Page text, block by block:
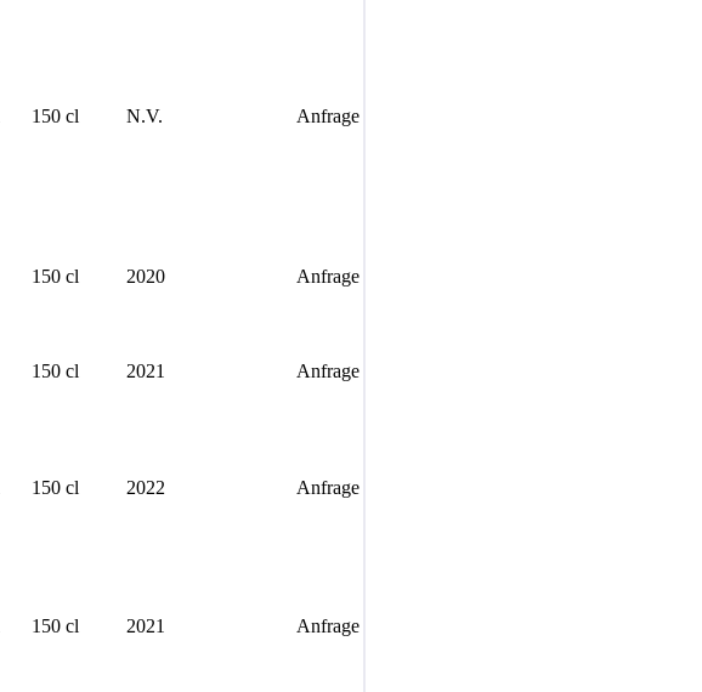
150 cl N.V. Anfrage
150 cl 2020 Anfrage
150 cl 2021 Anfrage
150 cl 2022 Anfrage
150 cl 2021 Anfrage